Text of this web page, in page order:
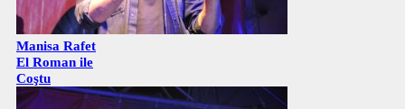
Manisa Rafet
El Roman ile
Coştu